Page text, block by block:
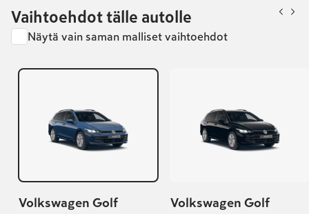
Vaihtoehdot tälle autolle
Näytä vain saman malliset vaihtoehdot
Volkswagen Golf
Volkswagen Golf